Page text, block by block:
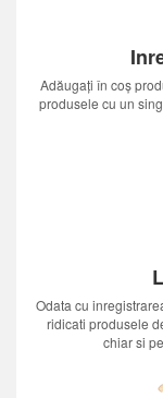
Adăugați în coș
produsele cu un
Odata cu
ridicati produsele
chiar si